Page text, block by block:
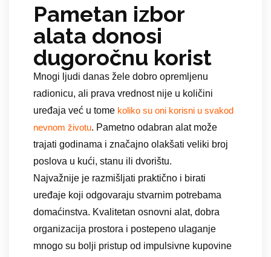
Pametan izbor
alata donosi
dugoročnu korist
Mnogi ljudi danas žele dobro opremljenu
radionicu, ali prava vrednost nije u količini
uređaja već u tome koliko su oni korisni u svakod
nevnom životu. Pametno odabran alat može
trajati godinama i značajno olakšati veliki broj
poslova u kući, stanu ili dvorištu.
Najvažnije je razmišljati praktično i birati
uređaje koji odgovaraju stvarnim potrebama
domaćinstva. Kvalitetan osnovni alat, dobra
organizacija prostora i postepeno ulaganje
mnogo su bolji pristup od impulsivne kupovine